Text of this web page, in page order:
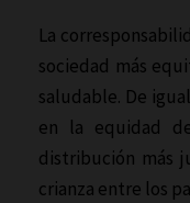
La
sociedad más
saludable. De
en la equidad
distribución más
crianza entre los